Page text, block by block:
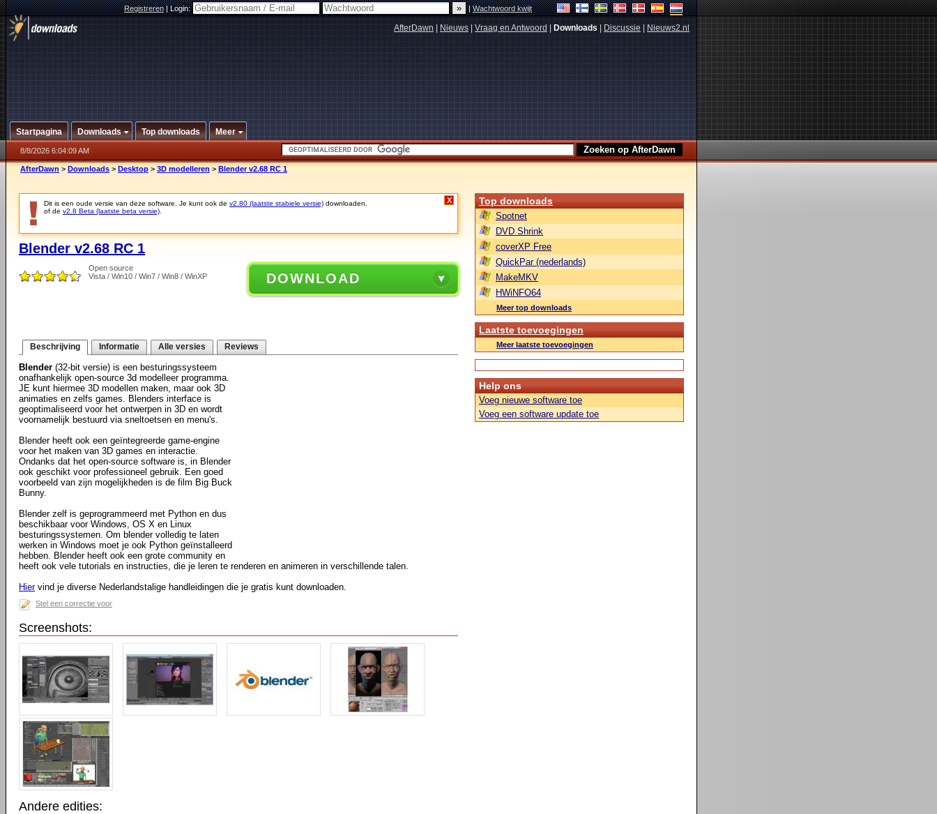
Registreren|Login: |Wachtwoord kwijt
AfterDawn Nieuws Vraag en Antwoord Downloads Discussie Nieuws2.nl
Startpagina Downloads Top downloads Meer
8/8/2026 6:04:09 AM
AfterDawn > Downloads > Desktop > 3D modelleren > Blender v2.68 RC 1
Dit is een oude versie van deze software. Je kunt ook de v2.80 (laatste stabiele versie) downloaden.
of de v2.8 Beta (laatste beta versie)
X
Blender v2.68 RC 1
Open source
Vista / Win10 / Win7 / Win8 / WinXP
DOWNLOAD
Beschrijving Informatie Alle versies Reviews
Blender (32-bit versie) is een besturingssysteem
onafhankelijk open-source 3d modelleer programma.
JE kunt hiermee 3D modellen maken, maar ook 3D
animaties en zelfs games. Blenders interface is
geoptimaliseerd voor het ontwerpen in 3D en wordt
voornamelijk bestuurd via sneltoetsen en menu's.
Blender heeft ook een geïntegreerde game-engine
voor het maken van 3D games en interactie.
Ondanks dat het open-source software is, in Blender
ook geschikt voor professioneel gebruik. Een goed
voorbeeld van zijn mogelijkheden is de film Big Buck
Bunny.
Blender zelf is geprogrammeerd met Python en dus
beschikbaar voor Windows, OS X en Linux
besturingssystemen. Om blender volledig te laten
werken in Windows moet je ook Python geïnstalleerd
hebben. Blender heeft ook een grote community en
heeft ook vele tutorials en instructies, die je leren te renderen en animeren in verschillende talen.
Hiervind je diverse Nederlandstalige handleidingen die je gratis kunt downloaden.
Stel een correctie voor
Screenshots:
Andere edities:
Top downloads
Spotnet
DVD Shrink
coverXP Free
QuickPar (nederlands)
MakeMKV
HWiNFO64
Meer top downloads
Laatste toevoegingen
Meer laatste toevoegingen
Help ons
Voeg nieuwe software toe
Voeg een software update toe